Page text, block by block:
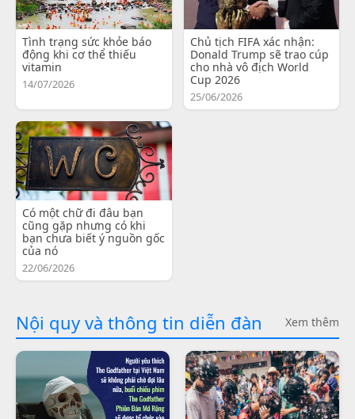
Tình trạng sức khỏe báo
động khi cơ thể thiếu
vitamin
14/07/2026
Chủ tịch FIFA xác nhận:
Donald Trump sẽ trao cúp
cho nhà vô địch World
Cup 2026
25/06/2026
Có một chữ đi đâu bạn
cũng gặp nhưng có khi
bạn chưa biết ý nguồn gốc
của nó
22/06/2026
Nội quy và thông tin diễn đàn Xem thêm